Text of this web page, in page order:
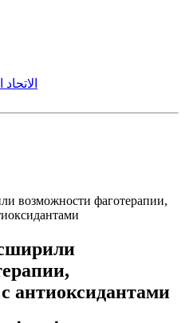
возможности фаготерапии,
антиоксидантами